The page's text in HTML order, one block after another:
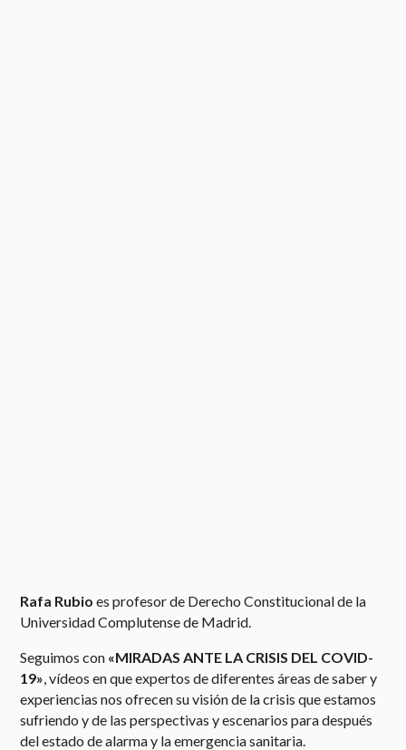
Rafa Rubio es profesor de Derecho Constitucional de la
Universidad Complutense de Madrid.
Seguimos con «MIRADAS ANTE LA CRISIS DEL COVID-
19», vídeos en que expertos de diferentes áreas de saber y
experiencias nos ofrecen su visión de la crisis que estamos
sufriendo y de las perspectivas y escenarios para después
del estado de alarma y la emergencia sanitaria.